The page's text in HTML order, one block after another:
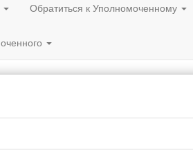
Обратиться к Уполномоченному